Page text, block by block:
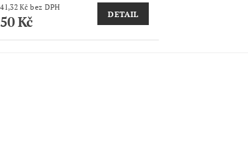
41,32 Kč bez DPH
50 Kč DETAIL